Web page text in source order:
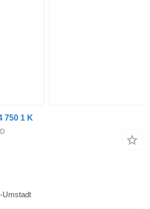
750 1 K
Umstadt